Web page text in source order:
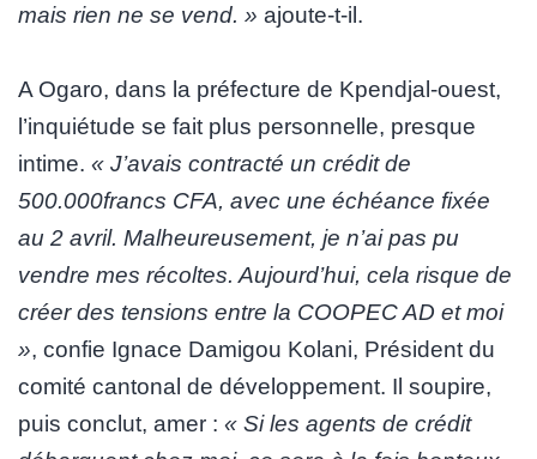
mais rien ne se vend. » ajoute-t-il.
A Ogaro, dans la préfecture de Kpendjal-ouest,
l’inquiétude se fait plus personnelle, presque
intime. « J’avais contracté un crédit de
500.000francs CFA, avec une échéance fixée
au 2 avril. Malheureusement, je n’ai pas pu
vendre mes récoltes. Aujourd’hui, cela risque de
créer des tensions entre la COOPEC AD et moi
», confie Ignace Damigou Kolani, Président du
comité cantonal de développement. Il soupire,
puis conclut, amer : « Si les agents de crédit